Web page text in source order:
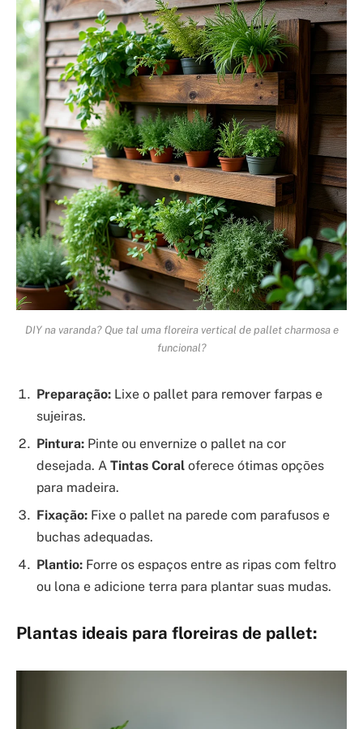
DIY na varanda? Que tal uma floreira vertical de pallet charmosa e
funcional?
Preparação: Lixe o pallet para remover farpas e
sujeiras.
Pintura: Pinte ou envernize o pallet na cor
desejada. A Tintas Coral oferece ótimas opções
para madeira.
Fixação: Fixe o pallet na parede com parafusos e
buchas adequadas.
Plantio: Forre os espaços entre as ripas com feltro
ou lona e adicione terra para plantar suas mudas.
Plantas ideais para floreiras de pallet: